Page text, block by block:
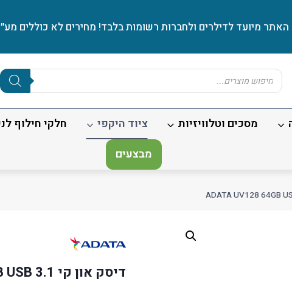
האתר מיועד לדילרים ולחברות רשומות בלבד! מחירים לא כוללים
Products
search
מסכים וטלוויזיות ציוד היקפי חלקי חילוף
מבצעים
דיסק און קי ADATA UV128 64GB USB 3.1